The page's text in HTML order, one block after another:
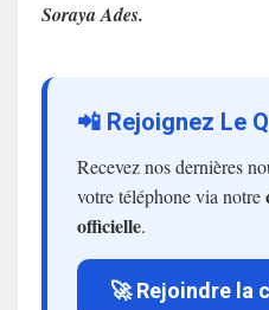
Soraya Ades.
📲 Rejoignez Le
Recevez nos dernières
votre téléphone via notre
officielle.
🚀 Rejoindre la